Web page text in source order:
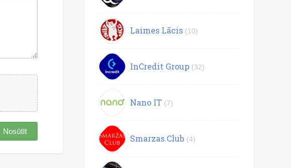
Nosūtīt
Laimes Lācis (10)
InCredit Group (32)
Nano IT (7)
Smarzas.Club (4)